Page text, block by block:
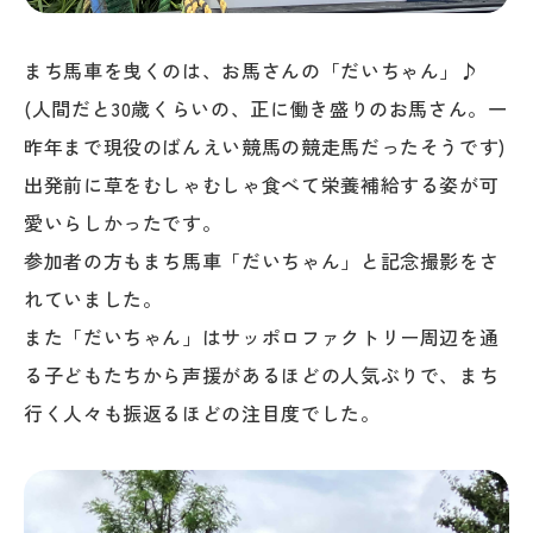
まち馬車を曳くのは、お馬さんの「だいちゃん」♪
(人間だと30歳くらいの、正に働き盛りのお馬さん。一
昨年まで現役のばんえい競馬の競走馬だったそうです)
出発前に草をむしゃむしゃ食べて栄養補給する姿が可
愛いらしかったです。
参加者の方もまち馬車「だいちゃん」と記念撮影をさ
れていました。
また「だいちゃん」はサッポロファクトリー周辺を通
る子どもたちから声援があるほどの人気ぶりで、まち
行く人々も振返るほどの注目度でした。